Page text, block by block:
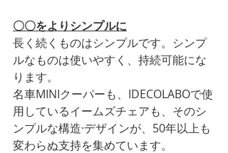
〇〇をよりシンプルに
長く続くものはシンプルです。シンプ
ルなものは使いやすく、持続可能にな
ります。
名車MINIクーパーも、IDECOLABOで使
用しているイームズチェアも、そのシ
ンプルな構造·デザインが、50年以上も
変わらぬ支持を集めています。